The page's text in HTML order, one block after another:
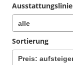
Ausstattungslinie
Sortierung